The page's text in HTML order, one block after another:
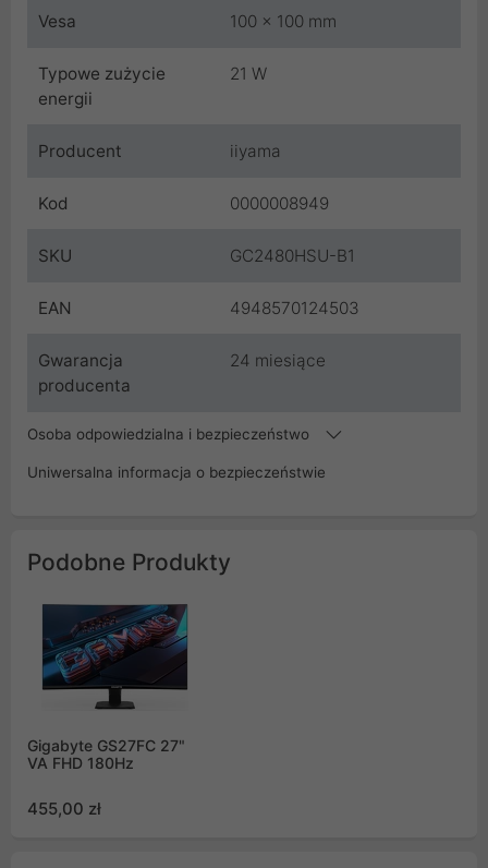
Vesa 100 x 100 mm
Typowe zużycie
energii
21 W
Producent iiyama
Kod 0000008949
SKU GC2480HSU-B1
EAN 4948570124503
Gwarancja
producenta
24 miesiące
Osoba odpowiedzialna i bezpieczeństwo
Uniwersalna informacja o bezpieczeństwie
Podobne Produkty
Gigabyte GS27FC 27"
VA FHD 180Hz
455,00 zł